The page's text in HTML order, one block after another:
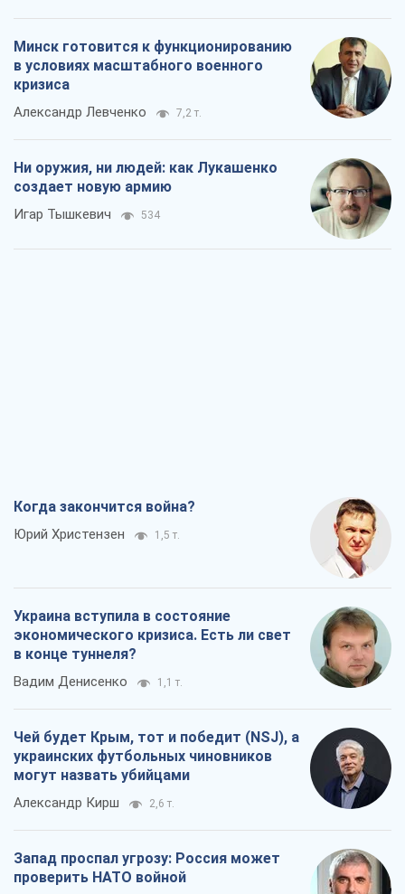
Минск готовится к функционированию
в условиях масштабного военного
кризиса
Александр Левченко 7,2 т.
Ни оружия, ни людей: как Лукашенко
создает новую армию
Игар Тышкевич 534
Когда закончится война?
Юрий Христензен 1,5 т.
Украина вступила в состояние
экономического кризиса. Есть ли свет
в конце туннеля?
Вадим Денисенко 1,1 т.
Чей будет Крым, тот и победит (NSJ), а
украинских футбольных чиновников
могут назвать убийцами
Александр Кирш 2,6 т.
Запад проспал угрозу: Россия может
проверить НАТО войной